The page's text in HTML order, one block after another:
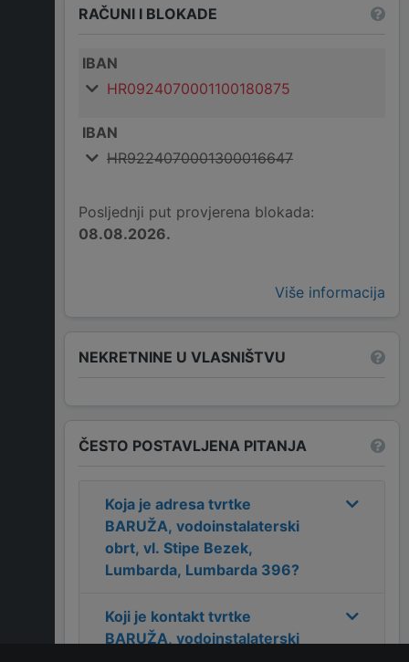
RAČUNI I BLOKADE
IBAN
HR0924070001100180875
IBAN
HR9224070001300016647
Posljednji put provjerena blokada:
08.08.2026.
Više informacija
NEKRETNINE U VLASNIŠTVU
ČESTO POSTAVLJENA PITANJA
Koja je adresa tvrtke
BARUŽA, vodoinstalaterski
obrt, vl. Stipe Bezek,
Lumbarda, Lumbarda 396?
Koji je kontakt tvrtke
BARUŽA, vodoinstalaterski